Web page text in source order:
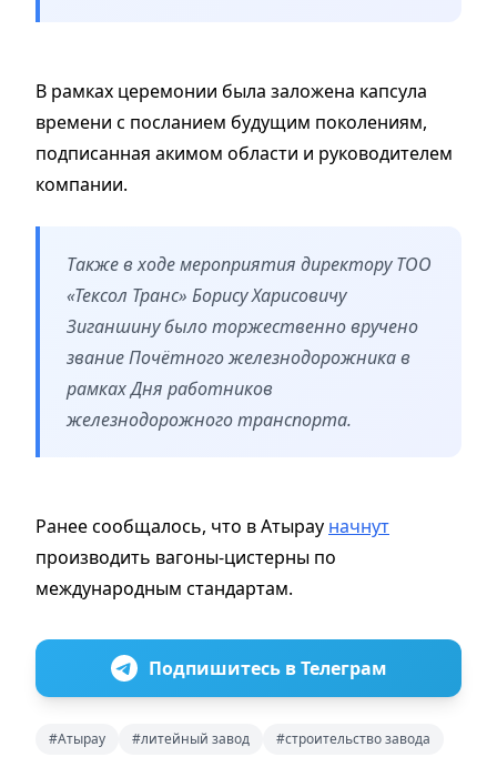
В рамках церемонии была заложена капсула
времени с посланием будущим поколениям,
подписанная акимом области и руководителем
компании.
Также в ходе мероприятия директору ТОО
«Тексол Транс» Борису Харисовичу
Зиганшину было торжественно вручено
звание Почётного железнодорожника в
рамках Дня работников
железнодорожного транспорта.
Ранее сообщалось, что в Атырау начнут
производить вагоны-цистерны по
международным стандартам.
Подпишитесь в Телеграм
#Атырау #литейный завод #строительство завода